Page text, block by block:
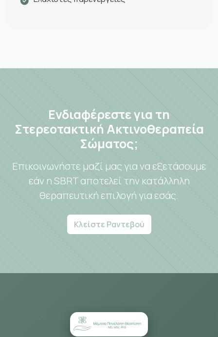
Ενδιαφέρεστε για τη
Στερεοτακτική Ακτινοθεραπεία
Σώματος;
Επικοινωνήστε μαζί μας για να εξετάσουμε
εάν η SBRT αποτελεί την κατάλληλη
θεραπευτική επιλογή για εσάς.
Κλείστε Ραντεβού